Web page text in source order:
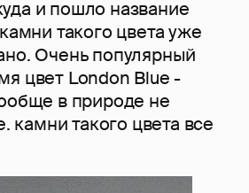
и пошло название
такого цвета уже
Очень популярный
цвет London Blue -
в природе не
камни такого цвета все